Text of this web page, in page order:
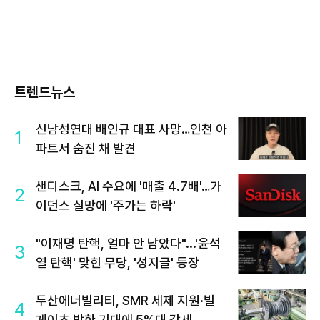
트렌드뉴스
1
신남성연대 배인규 대표 사망…인천 아
파트서 숨진 채 발견
2
샌디스크, AI 수요에 '매출 4.7배'…가
이던스 실망에 '주가는 하락'
3
"이재명 탄핵, 얼마 안 남았다"...'윤석
열 탄핵' 맞힌 무당, '성지글' 등장
4
두산에너빌리티, SMR 세제 지원·빌